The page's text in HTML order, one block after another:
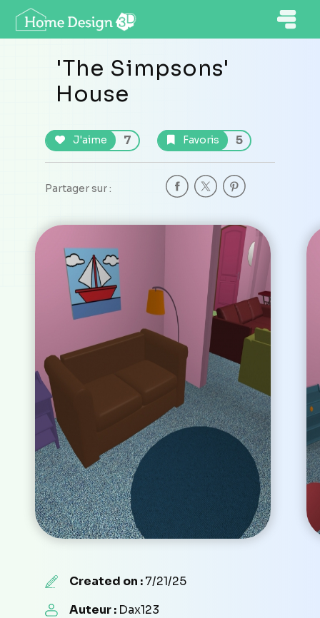
'The Simpsons'
House
J'aime 7 Favoris 5
Partager sur :
Created on :7/21/25
Auteur : Dax123